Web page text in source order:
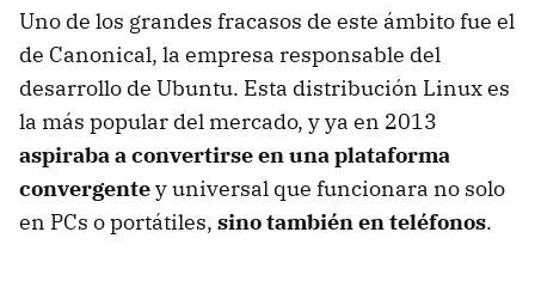
Uno de los grandes fracasos de este ámbito fue el
de Canonical, la empresa responsable del
desarrollo de Ubuntu. Esta distribución Linux es
la más popular del mercado, y ya en 2013
aspiraba a convertirse en una plataforma
convergentey universal que funcionara no solo
en PCs o portátiles, sino también en teléfonos.